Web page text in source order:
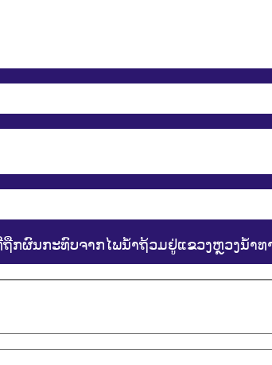
ກຜົນກະທົບຈາກໄພນໍ້າຖ້ວມຢູ່ແຂວງຫຼວງນໍ້າທ